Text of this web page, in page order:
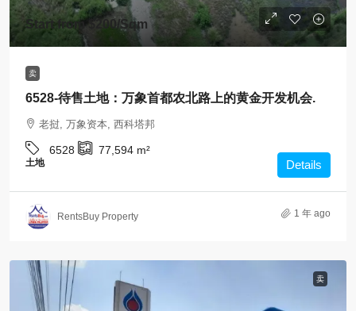
Start from $200/Sqm
卖
6528-待售土地：万象首都农北路上的黄金开发机会.
老挝, 万象资本, 西科塔邦
6528 77,594 m²
土地 Details
RentsBuy Property 1 年 ago
卖